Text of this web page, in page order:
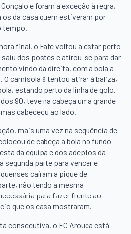
e foram a exceção à regra,
da casa quem estiveram por
tempo.
final, o Fafe voltou a estar perto
dos postes e atirou-se para dar
vindo da direita, com a bola a
O camisola 9 tentou atirar à baliza,
estando perto da linha de golo.
90, teve na cabeça uma grande
cabeceou ao lado.
mais uma vez na sequência de
de cabeça a bola no fundo
da equipa e dos adeptos da
segunda parte para vencer e
caíram a pique de
não tendo a mesma
para fazer frente ao
que os casa mostraram.
consecutiva, o FC Arouca está